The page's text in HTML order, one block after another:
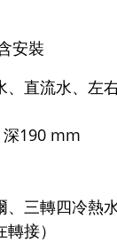
安裝
、直流水、左
深190 mm
、三轉四冷熱
接）